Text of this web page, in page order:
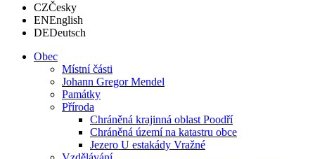
CZČesky
ENEnglish
DEDeutsch
Obec
Místní části
Johann Gregor Mendel
Památky
Příroda
Chráněná krajinná oblast Poodří
Chráněná území na katastru obce
Jezero U estakády Vražné